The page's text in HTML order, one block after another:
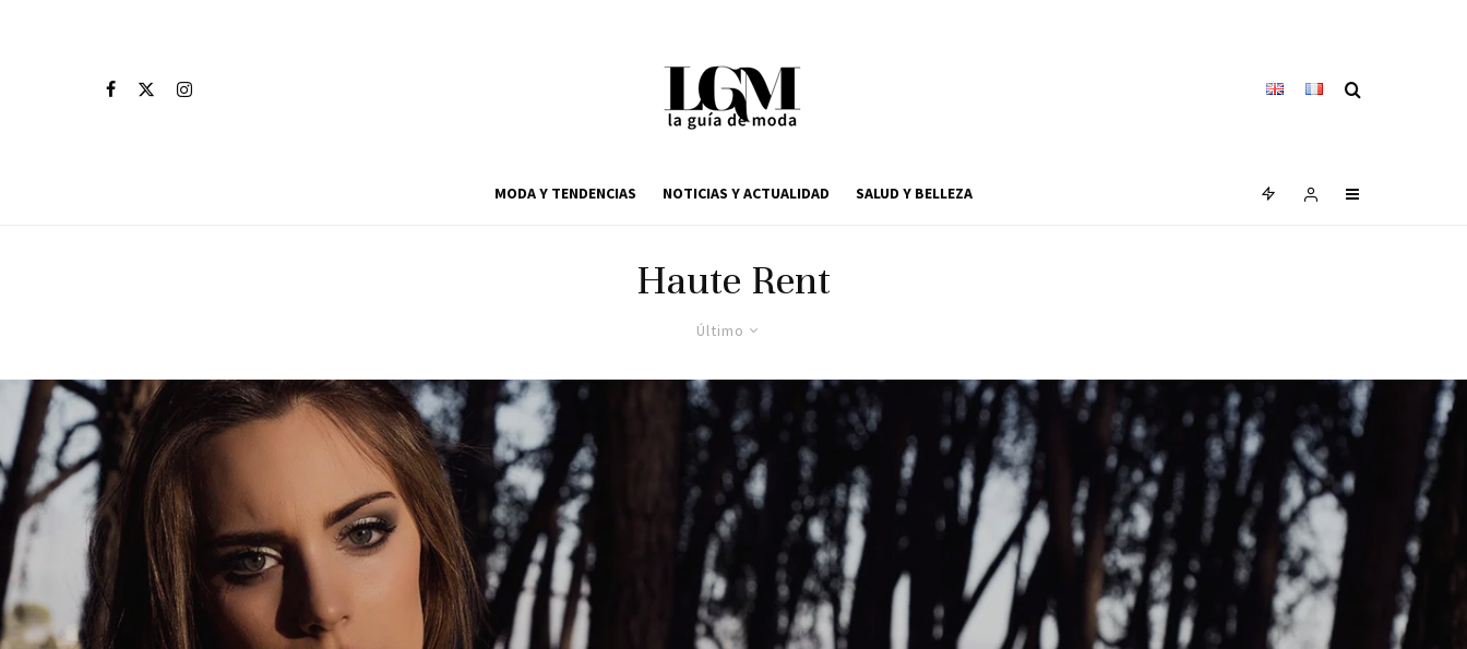
MODA Y TENDENCIAS NOTICIAS Y ACTUALIDAD SALUD Y BELLEZA
Haute Rent
Último